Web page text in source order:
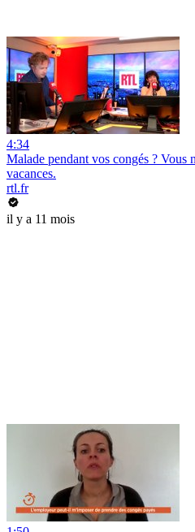
4:34
Malade pendant vos congés ? Vous
vacances.
rtl.fr
il y a 11 mois